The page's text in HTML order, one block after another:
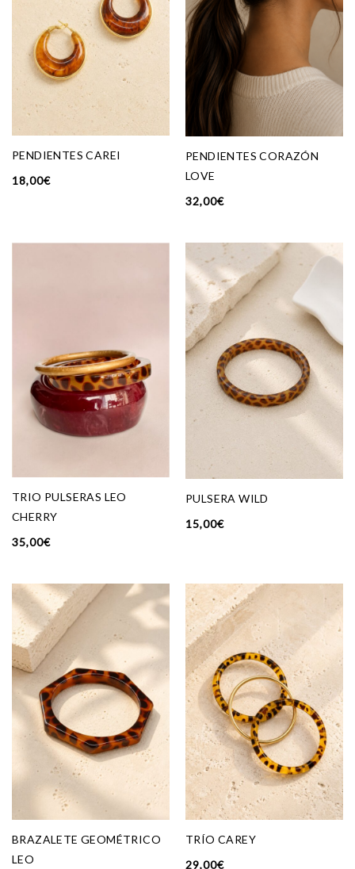
PENDIENTES CAREI
18,00€
PENDIENTES CORAZÓN
LOVE
32,00€
TRIO PULSERAS LEO
CHERRY
35,00€
PULSERA WILD
15,00€
BRAZALETE GEOMÉTRICO
LEO
TRÍO CAREY
29,00€